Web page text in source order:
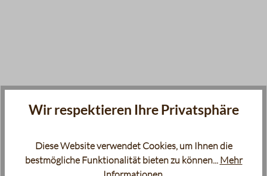
Wir respektieren Ihre Privatsphäre
Diese Website verwendet Cookies, um Ihnen die
bestmögliche Funktionalität bieten zu können... Mehr